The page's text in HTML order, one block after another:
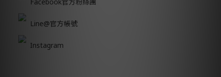
Line@官方帳號
Instagram